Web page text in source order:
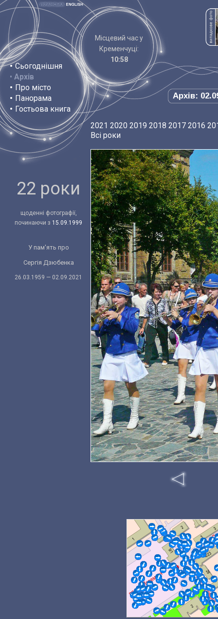
• Сьогоднішня
• Архів
• Про місто
• Панорама
• Гостьова книга
Місцевий час у
Кременчуці:
10:58
Архів:
22 роки
щоденні фотографії,
починаючи з 15.09.1999
У пам'ять про
Сергія Дзюбенка
26.03.1959 — 02.09.2021
2021 2020 2019 2018 2017 2016
Всі роки